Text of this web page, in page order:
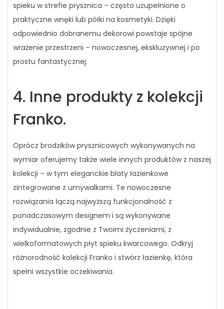
spieku w strefie prysznica – często uzupełnione o
praktyczne wnęki lub półki na kosmetyki. Dzięki
odpowiednio dobranemu dekorowi powstaje spójne
wrażenie przestrzeni – nowoczesnej, ekskluzywnej i po
prostu fantastycznej.
4. Inne produkty z kolekcji
Franko.
Oprócz brodzików prysznicowych wykonywanych na
wymiar oferujemy także wiele innych produktów z naszej
kolekcji – w tym eleganckie blaty łazienkowe
zintegrowane z umywalkami. Te nowoczesne
rozwiązania łączą najwyższą funkcjonalność z
ponadczasowym designem i są wykonywane
indywidualnie, zgodnie z Twoimi życzeniami, z
wielkoformatowych płyt spieku kwarcowego. Odkryj
różnorodność kolekcji Franko i stwórz łazienkę, która
spełni wszystkie oczekiwania.